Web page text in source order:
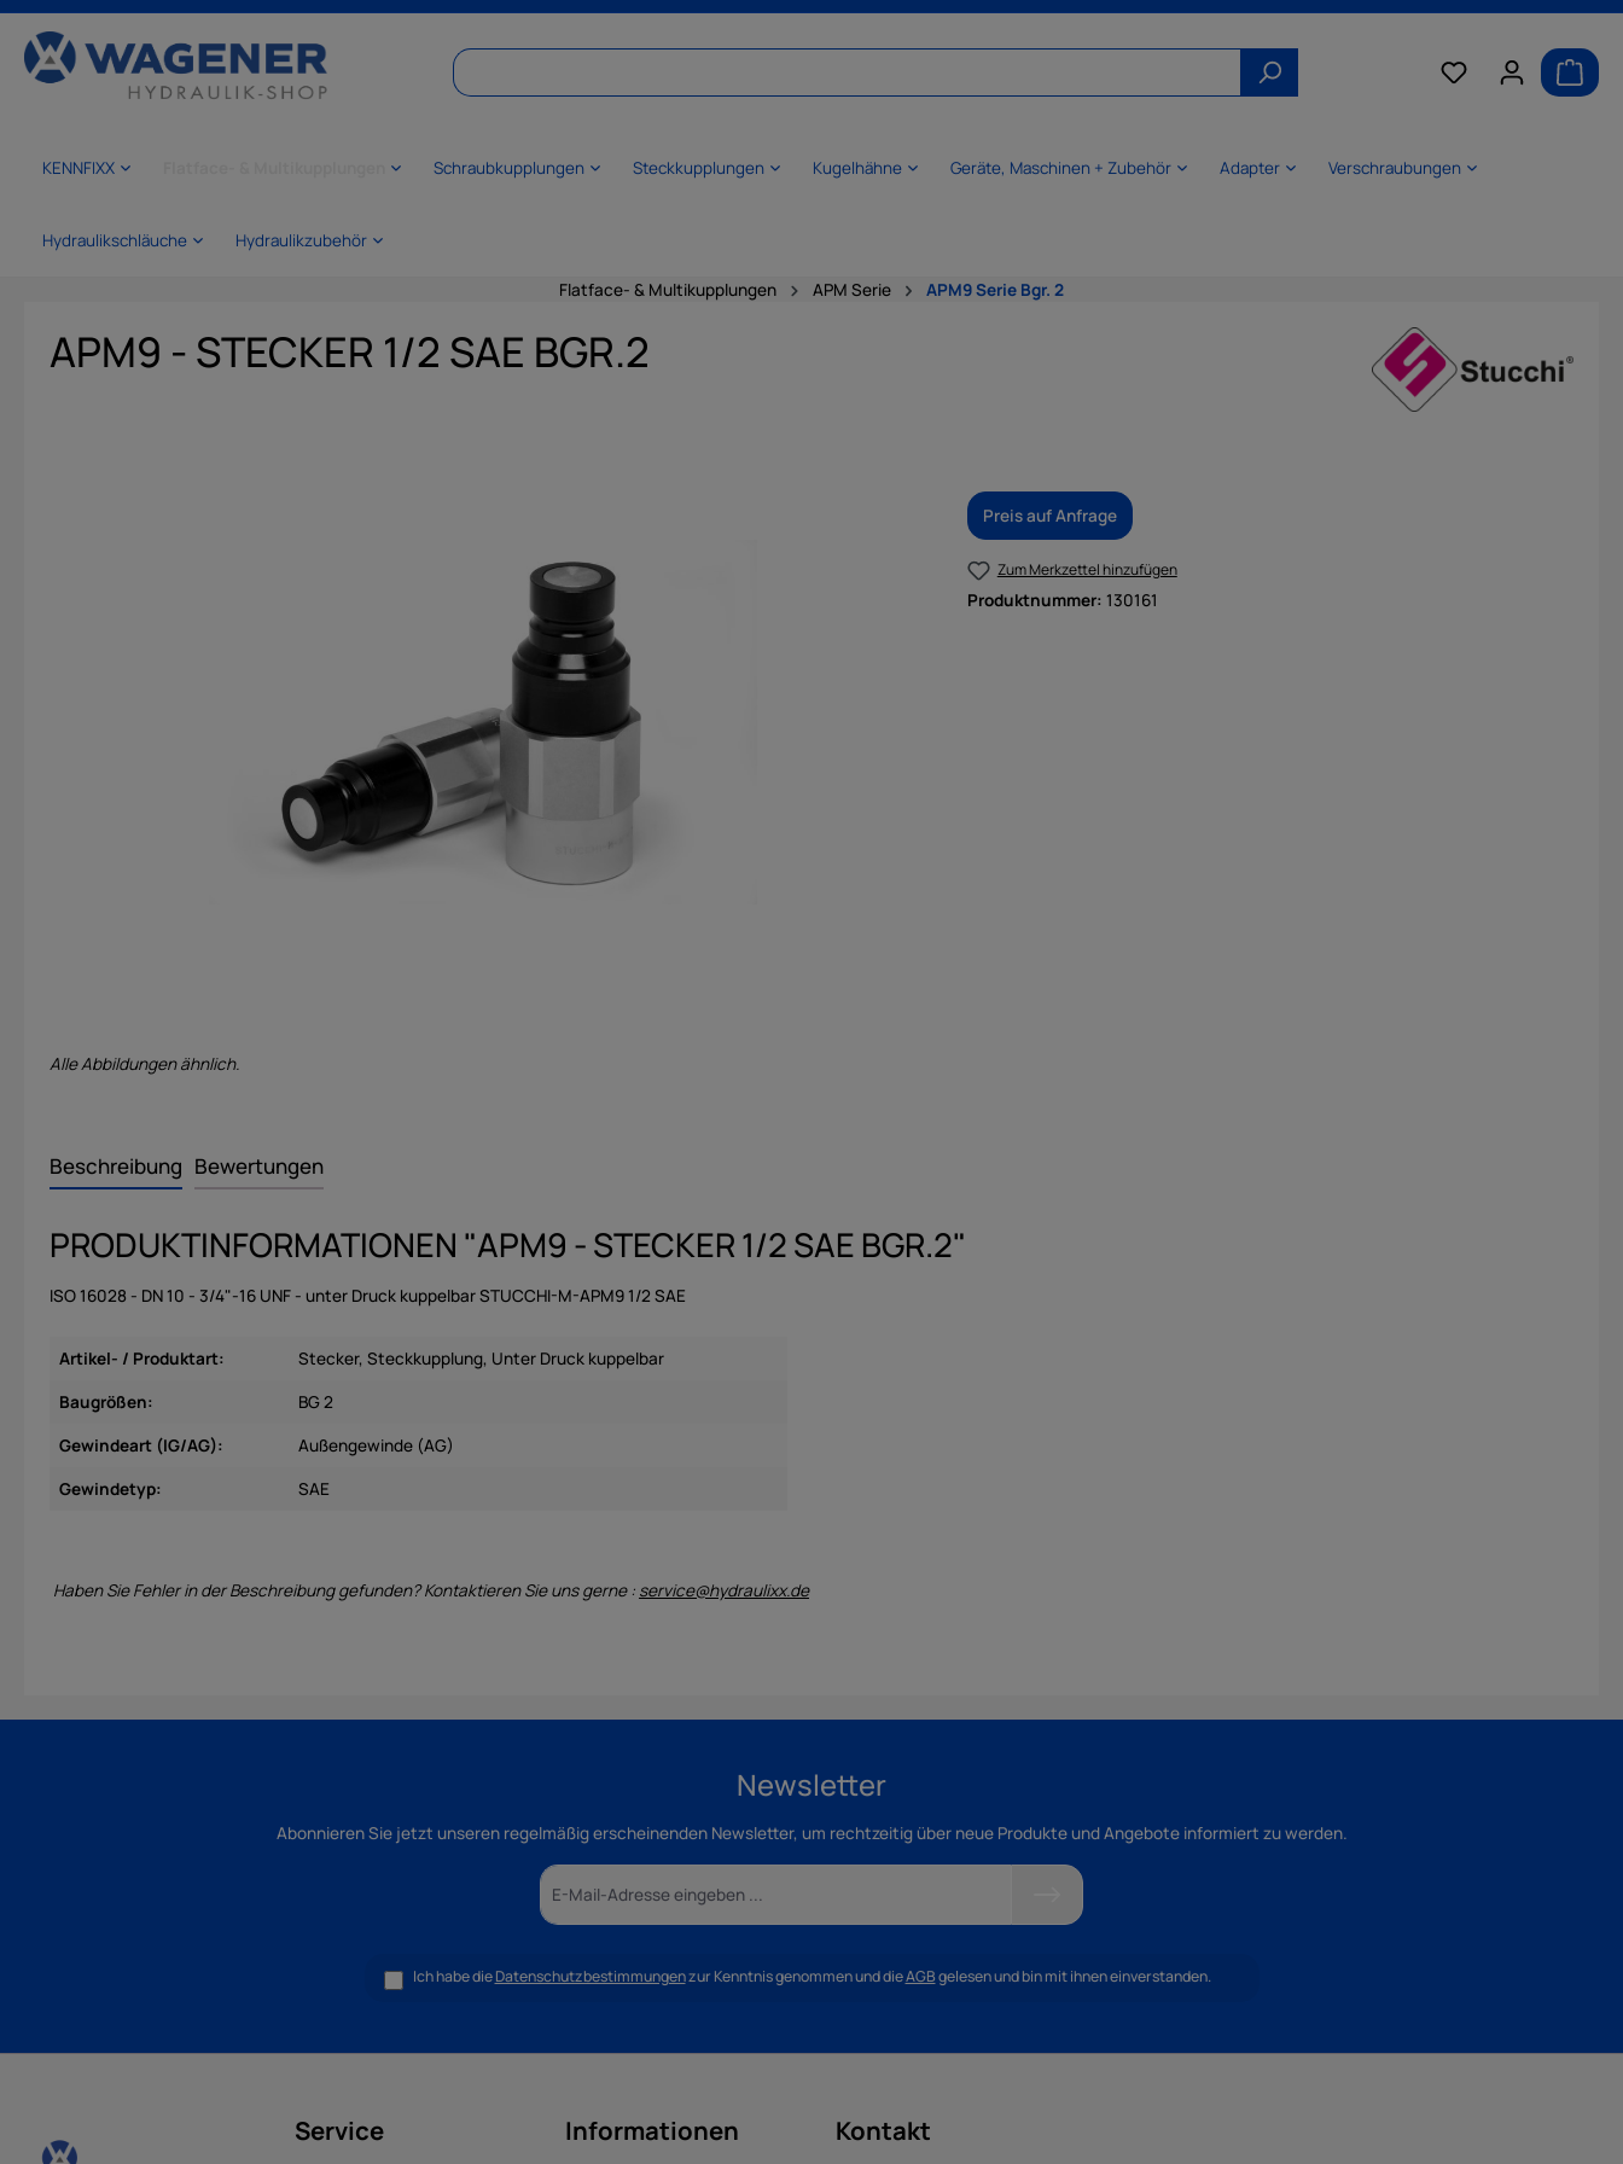
KENNFIXX Schraubkupplungen Steckkupplungen Kugelhähne Geräte, Maschinen + Zubehör Adapter Verschraubungen
Hydraulikschläuche Hydraulikzubehör
Flatface- & Multikupplungen APM Serie APM9 Serie Bgr. 2
APM9 - STECKER 1/2 SAE BGR.2
Preis auf Anfrage
Zum Merkzettel hinzufügen
Produktnummer: 130161
Alle Abbildungen ähnlich.
Beschreibung Bewertungen
PRODUKTINFORMATIONEN "APM9 - STECKER 1/2 SAE BGR.2"
ISO 16028 - DN 10 - 3/4"-16 UNF - unter Druck kuppelbar STUCCHI-M-APM9 1/2 SAE
Artikel- / Produktart: Stecker, Steckkupplung, Unter Druck kuppelbar
Baugrößen:
BG 2
Gewindeart (IG/AG):
Außengewinde (AG)
Gewindetyp:
SAE
Haben Sie Fehler in der Beschreibung gefunden? Kontaktieren Sie uns gerne : service@hydraulixx.de
Newsletter
Abonnieren Sie jetzt unseren regelmäßig erscheinenden Newsletter, um rechtzeitig über neue Produkte und Angebote informiert zu werden.
Ich habe dieDatenschutzbestimmungenzur Kenntnis genommen und dieAGBgelesen und bin mit ihnen einverstanden.
Service Informationen Kontakt